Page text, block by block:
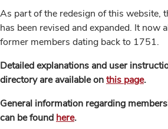
As part of the redesign of this website,
has been revised and expanded. It now
former members dating back to 1751.
Detailed explanations and user
directory are available onthis page.
General information regarding
can be found here.